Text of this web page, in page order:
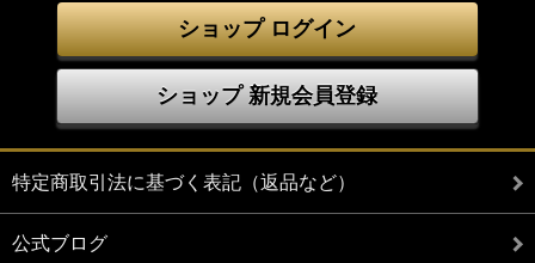
ショップ ログイン
ショップ 新規会員登録
特定商取引法に基づく表記（返品など）
公式ブログ